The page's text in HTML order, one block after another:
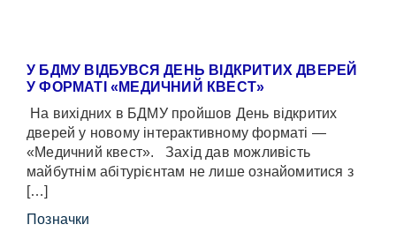
У БДМУ ВІДБУВСЯ ДЕНЬ ВІДКРИТИХ ДВЕРЕЙ
У ФОРМАТІ «МЕДИЧНИЙ КВЕСТ»
На вихідних в БДМУ пройшов День відкритих
дверей у новому інтерактивному форматі —
«Медичний квест». Захід дав можливість
майбутнім абітурієнтам не лише ознайомитися з
[…]
Позначки